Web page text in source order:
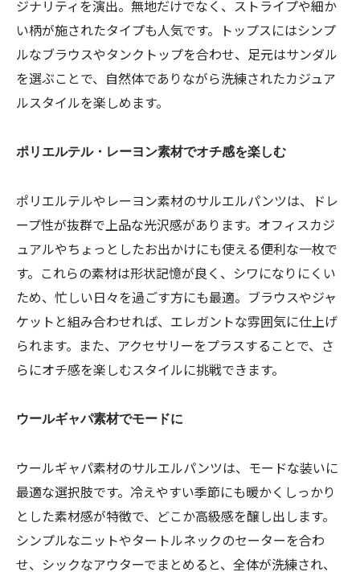
ジナリティを演出。無地だけでなく、ストライプや細か
い柄が施されたタイプも人気です。トップスにはシンプ
ルなブラウスやタンクトップを合わせ、足元はサンダル
を選ぶことで、自然体でありながら洗練されたカジュア
ルスタイルを楽しめます。
ポリエルテル・レーヨン素材でオチ感を楽しむ
ポリエルテルやレーヨン素材のサルエルパンツは、ドレ
ープ性が抜群で上品な光沢感があります。オフィスカジ
ュアルやちょっとしたお出かけにも使える便利な一枚で
す。これらの素材は形状記憶が良く、シワになりにくい
ため、忙しい日々を過ごす方にも最適。ブラウスやジャ
ケットと組み合わせれば、エレガントな雰囲気に仕上げ
られます。また、アクセサリーをプラスすることで、さ
らにオチ感を楽しむスタイルに挑戦できます。
ウールギャパ素材でモードに
ウールギャパ素材のサルエルパンツは、モードな装いに
最適な選択肢です。冷えやすい季節にも暖かくしっかり
とした素材感が特徴で、どこか高級感を醸し出します。
シンプルなニットやタートルネックのセーターを合わ
せ、シックなアウターでまとめると、全体が洗練され、